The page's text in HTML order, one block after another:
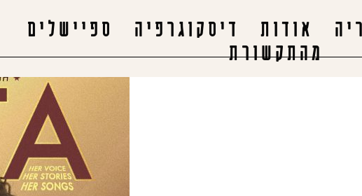
אודות דיסקוגרפיה
ספיישלים
מהתקשורת